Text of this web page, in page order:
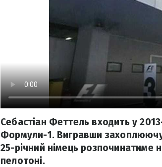
Себастіан Феттель входить у
Формули-1. Вигравши
25-річний німець розпочинатиме
пелотоні.